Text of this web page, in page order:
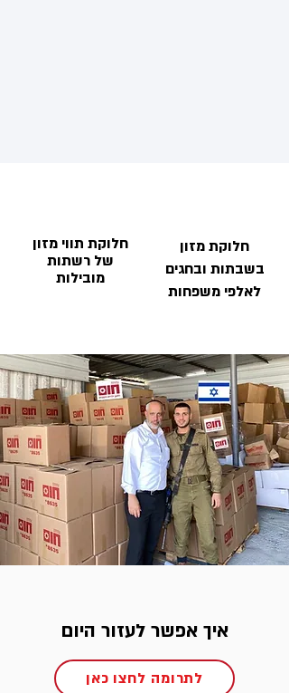
חלוקת תווי מזון
של רשתות
מובילות
חלוקת מזון
בשבתות ובחגים
לאלפי משפחות
איך אפשר לעזור היום
לתרומה לחצו כאן